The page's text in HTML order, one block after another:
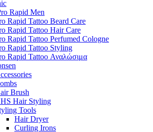
Rapid Men
Rapid Tattoo Beard Care
Rapid Tattoo Hair Care
Rapid Tattoo Perfumed Cologne
Rapid Tattoo Styling
Rapid Tattoo Αναλώσιμα
Brush
Hair Styling
Tools
Hair Dryer
Curling Irons